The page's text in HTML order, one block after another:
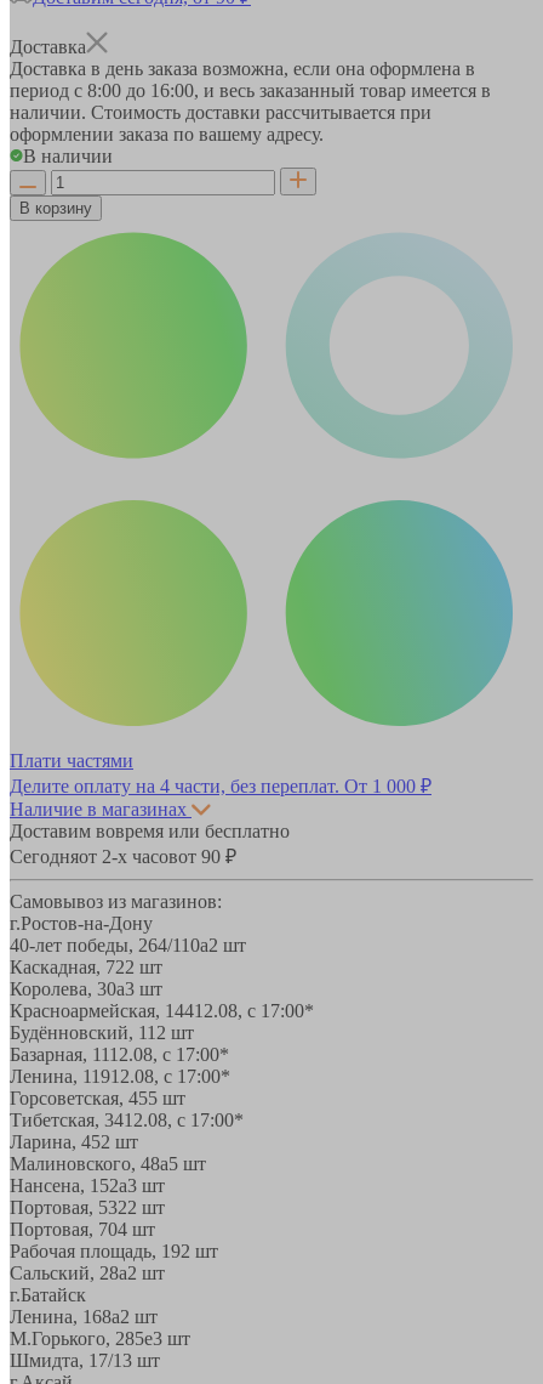
Доставка
Доставка в день заказа возможна, если она оформлена в
период с 8:00 до 16:00, и весь заказанный товар имеется в
наличии. Стоимость доставки рассчитывается при
оформлении заказа по вашему адресу.
В наличии
В корзину
Плати частями
Делите оплату на 4 части, без переплат. От 1 000 ₽
Наличие в магазинах
Доставим вовремя или бесплатно
Сегодняот 2-х часовот 90 ₽
Самовывоз из магазинов:
г.Ростов-на-Дону
40-лет победы, 264/110а2 шт
Каскадная, 722 шт
Королева, 30а3 шт
Красноармейская, 14412.08, с 17:00*
Будённовский, 11 2 шт
Базарная, 1112.08, с 17:00*
Ленина, 11912.08, с 17:00*
Горсоветская, 455 шт
Тибетская, 3412.08, с 17:00*
Ларина, 452 шт
Малиновского, 48а5 шт
Нансена, 152а3 шт
Портовая, 5322 шт
Портовая, 704 шт
Рабочая площадь, 192 шт
Сальский, 28a2 шт
г.Батайск
Ленина, 168а2 шт
М.Горького, 285е3 шт
Шмидта, 17/13 шт